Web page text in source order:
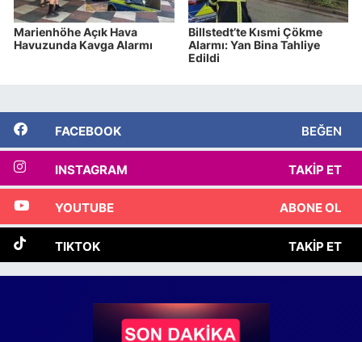
Marienhöhe Açık Hava
Havuzunda Kavga Alarmı
Billstedt’te Kısmi Çökme
Alarmı: Yan Bina Tahliye
Edildi
FACEBOOK BEĞEN
INSTAGRAM TAKIP ET
YOUTUBE ABONE OL
TIKTOK TAKIP ET